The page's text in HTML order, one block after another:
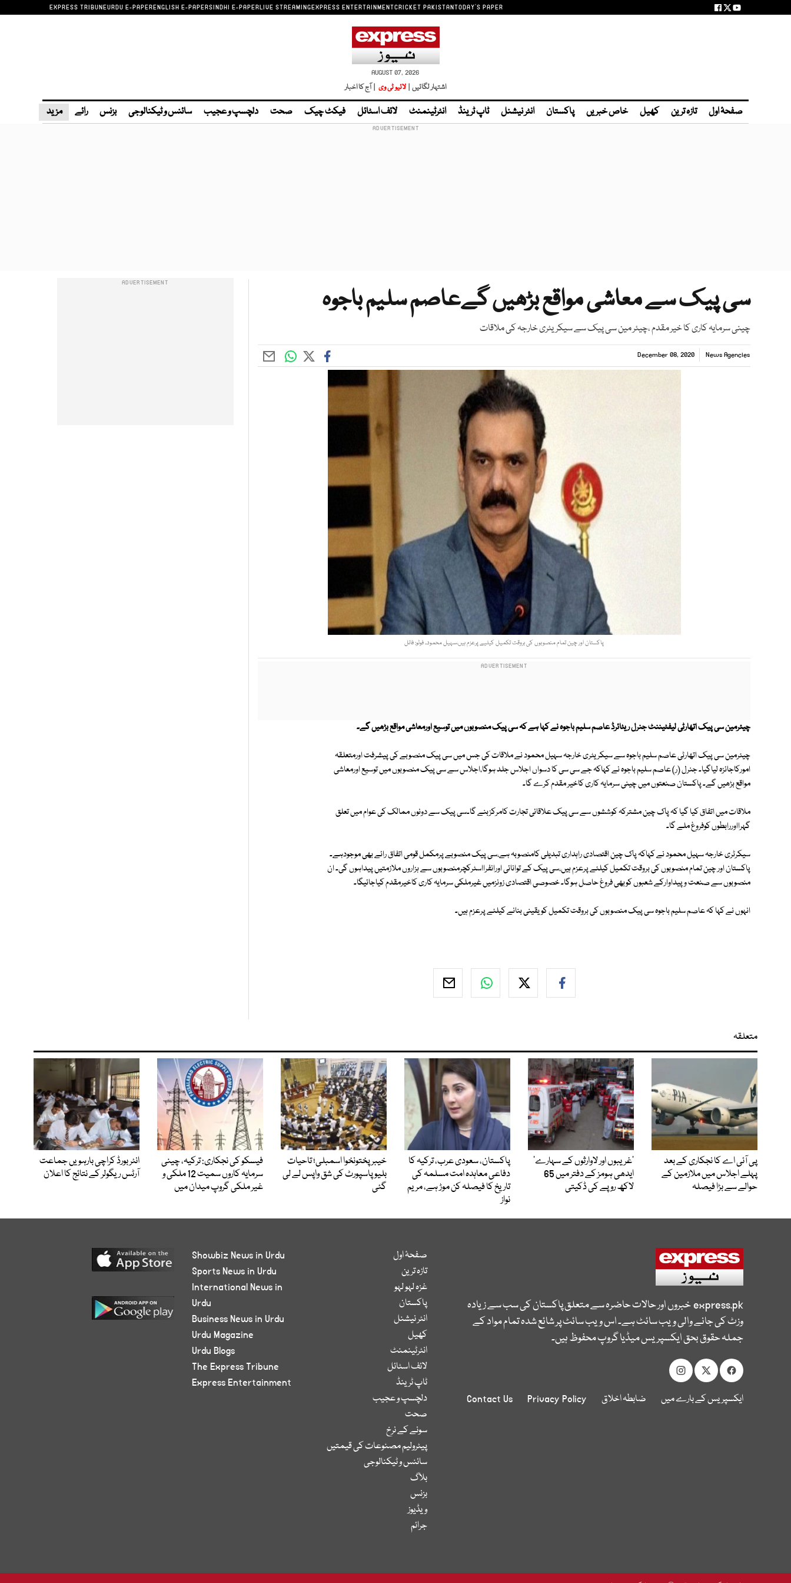
EXPRESS TRIBUNEURDU E-PAPERENGLISH E-PAPERSINDHI E-PAPERLIVE STREAMINGEXPRESS ENTERTAINMENTCRICKET PAKISTANTODAY'S PAPER
AUGUST 07, 2026
اشتہار لگائیں | لائیو ٹی وی | آج کا اخبار
صفحۂ اول تازہ ترین کھیل خاص خبریں پاکستان انٹر نیشنل ٹاپ ٹرینڈ انٹرٹینمنٹ لائف اسٹائل فیکٹ چیک صحت دلچسپ و عجیب سائنس و ٹیکنالوجی بزنس رائے مزید
سی پیک سے معاشی مواقع بڑھیں گےعاصم سلیم باجوہ
چینی سرمایہ کاری کا خیر مقدم ،چیئر مین سی پیک سے سیکریٹری خارجہ کی ملاقات
News Agencies
December 08, 2020
پاکستان اور چین تمام منصوبوں کی بروقت تکمیل کیلیے پرعزم ہیں،سہیل محمود۔ فوٹو: فائل
چیئرمین سی پیک اتھارٹی لیفٹیننٹ جنرل ریٹائرڈ عاصم سلیم باجوہ نے کہا ہے کہ سی پیک منصوبوں میں توسیع اورمعاشی مواقع بڑھیں گے۔
چیئرمین سی پیک اتھارٹی عاصم سلیم باجوہ سے سیکریٹری خارجہ سہیل محمود نے ملاقات کی جس میں سی پیک منصوبے کی پیشرفت اورمتعلقہ
امورکاجائزہ لیاگیا۔ جنرل (ر) عاصم سلیم باجوہ نے کہاکہ جے سی سی کا دسواں اجلاس جلد ہوگا،اجلاس سے سی پیک منصوبوں میں توسیع اورمعاشی
مواقع بڑھیں گے۔ پاکستان صنعتوں میں چینی سرمایہ کاری کاخیر مقدم کرے گا۔
ملاقات میں اتفاق کیا گیا کہ پاک چین مشترکہ کوششوں سے سی پیک علاقائی تجارت کامرکزبنے گا۔سی پیک سے دونوں ممالک کی عوام میں تعلق
گہرااوررابطوں کوفروغ ملے گا۔
سیکرٹری خارجہ سہیل محمود نے کہاکہ پاک چین اقتصادی راہداری تبدیلی کامنصوبہ ہے،سی پیک منصوبے پرمکمل قومی اتفاق رائے بھی موجودہے۔
پاکستان اور چین تمام منصوبوں کی بروقت تکمیل کیلئے پرعزم ہیں،سی پیک کے توانائی اورانفرااسٹرکچرمنصوبوں سے ہزاروں ملازمتیں پیداہوں گی۔ ان
منصوبوں سے صنعت و پیداوارکے شعبوں کوبھی فروغ حاصل ہوگا۔ خصوصی اقتصادی زونزمیں غیرملکی سرمایہ کاری کاخیرمقدم کیاجائیگا۔
انہوں نے کہا کہ عاصم سلیم باجوہ سی پیک منصوبوں کی بروقت تکمیل کو یقینی بنانے کیلئے پرعزم ہیں۔
متعلقہ
پی آئی اے کا نجکاری کے بعد
پہلے اجلاس میں ملازمین کے
حوالے سے بڑا فیصلہ
’غریبوں اور لاوارثوں کے سہارے‘
ایدھی ہومز کے دفتر میں 65
لاکھ روپے کی ڈکیتی
پاکستان، سعودی عرب، ترکیہ کا
دفاعی معاہدہ امت مسلمہ کی
تاریخ کا فیصلہ کن موڑ ہے، مریم
نواز
خیبرپختونخوا اسمبلی؛ تاحیات
بلیو پاسپورٹ کی شق واپس لے لی
گئی
فیسکو کی نجکاری: ترکیہ، چینی
سرمایہ کاروں سمیت 12 ملکی و
غیر ملکی گروپ میدان میں
انٹر بورڈ کراچی بارہویں جماعت
آرٹس ریگولر کے نتائج کا اعلان
express.pkخبروں اور حالات حاضرہ سے متعلق پاکستان کی سب سے زیادہ
وزٹ کی جانے والی ویب سائٹ ہے۔ اس ویب سائٹ پر شائع شدہ تمام مواد کے
جملہ حقوق بحق ایکسپریس میڈیا گروپ محفوظ ہیں۔
ایکسپریس کے بارے میں ضابطہ اخلاق Privacy Policy
Contact Us
صفحۂ اول
تازہ ترین
غزہ لہو لہو
پاکستان
انٹر نیشنل
کھیل
انٹرٹینمنٹ
لائف اسٹائل
ٹاپ ٹرینڈ
دلچسپ و عجیب
صحت
سونے کے نرخ
پیٹرولیم مصنوعات کی قیمتیں
سائنس و ٹیکنالوجی
بلاگ
بزنس
ویڈیوز
جرائم
Showbiz News in Urdu
Sports News in Urdu
International News in
Urdu
Business News in Urdu
Urdu Magazine
Urdu Blogs
The Express Tribune
Express Entertainment